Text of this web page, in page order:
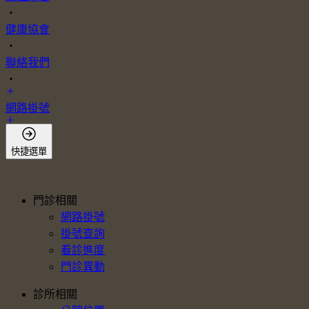
・
健康協會
・
聯絡我們
・
網路掛號
會員登入
快捷選單
門診相關
網路掛號
掛號查詢
看診進度
門診異動
診所相關